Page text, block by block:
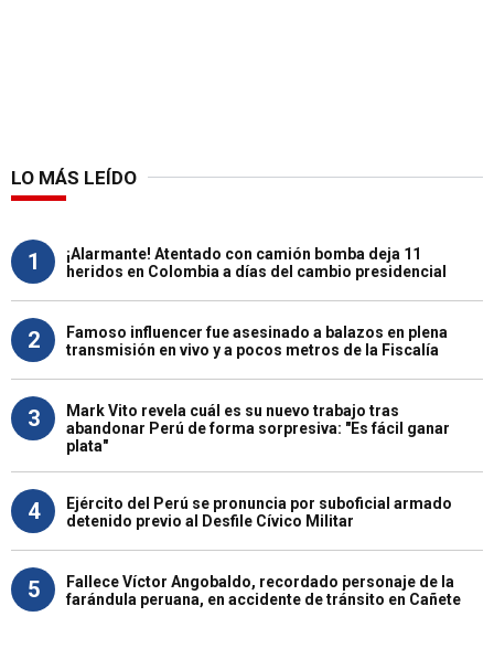
LO MÁS LEÍDO
1
¡Alarmante! Atentado con camión bomba deja 11
heridos en Colombia a días del cambio presidencial
2
Famoso influencer fue asesinado a balazos en plena
transmisión en vivo y a pocos metros de la Fiscalía
3
Mark Vito revela cuál es su nuevo trabajo tras
abandonar Perú de forma sorpresiva: "Es fácil ganar
plata"
4
Ejército del Perú se pronuncia por suboficial armado
detenido previo al Desfile Cívico Militar
5
Fallece Víctor Angobaldo, recordado personaje de la
farándula peruana, en accidente de tránsito en Cañete